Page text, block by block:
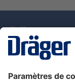
Nous contacter